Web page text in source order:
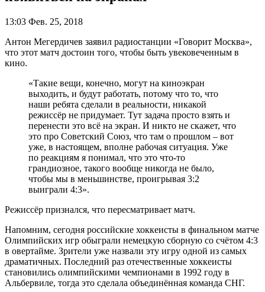
13:03 Фев. 25, 2018
Антон Мегердичев заявил радиостанции «Говорит Москва»,
что этот матч достоин того, чтобы быть увековеченным в
кино.
«Такие вещи, конечно, могут на киноэкран
выходить, и будут работать, потому что то, что
наши ребята сделали в реальности, никакой
режиссёр не придумает. Тут задача просто взять и
перенести это всё на экран. И никто не скажет, что
это про Советский Союз, что там о прошлом – вот
уже, в настоящем, вполне рабочая ситуация. Уже
по реакциям я понимал, что это что-то
грандиозное, такого вообще никогда не было,
чтобы мы в меньшинстве, проигрывая 3:2
выиграли 4:3».
Режиссёр признался, что пересматривает матч.
Напомним, сегодня российские хоккеисты в финальном матче
Олимпийских игр обыграли немецкую сборную со счётом 4:3
в овертайме. Зрители уже назвали эту игру одной из самых
драматичных. Последний раз отечественные хоккеисты
становились олимпийскими чемпионами в 1992 году в
Альбервиле, тогда это сделала объединённая команда СНГ.